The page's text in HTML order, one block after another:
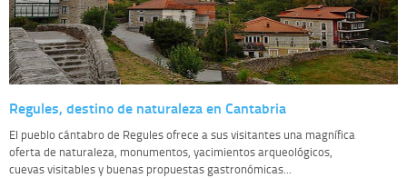
Regules, destino de naturaleza en Cantabria
El pueblo cántabro de Regules ofrece a sus visitantes una magnífica
oferta de naturaleza, monumentos, yacimientos arqueológicos,
cuevas visitables y buenas propuestas gastronómicas...